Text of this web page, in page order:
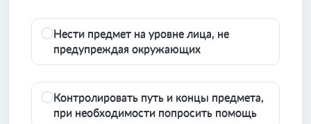
Нести предмет на уровне лица, не
предупреждая окружающих
Контролировать путь и концы предмета,
при необходимости попросить помощь